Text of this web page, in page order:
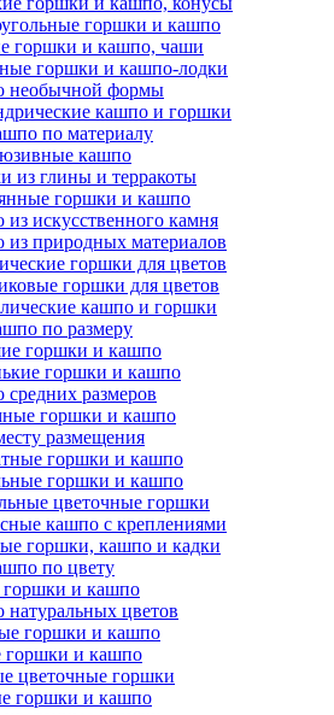
горшки и кашпо
горшки и кашпо, чаши
горшки и кашпо-лодки
необычной формы
кашпо и горшки
по материалу
кашпо
из глины и терракоты
горшки и кашпо
искусственного камня
природных материалов
горшки для цветов
горшки для цветов
кашпо и горшки
по размеру
горшки и кашпо
горшки и кашпо
размеров
горшки и кашпо
размещения
горшки и кашпо
горшки и кашпо
цветочные горшки
кашпо с креплениями
горшки, кашпо и кадки
по цвету
горшки и кашпо
цветов
горшки и кашпо
горшки и кашпо
цветочные горшки
горшки и кашпо